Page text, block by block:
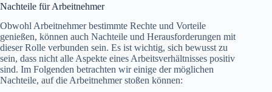
Nachteile für Arbeitnehmer
Obwohl Arbeitnehmer bestimmte Rechte und Vorteile
genießen, können auch Nachteile und Herausforderungen mit
dieser Rolle verbunden sein. Es ist wichtig, sich bewusst zu
sein, dass nicht alle Aspekte eines Arbeitsverhältnisses positiv
sind. Im Folgenden betrachten wir einige der möglichen
Nachteile, auf die Arbeitnehmer stoßen können: